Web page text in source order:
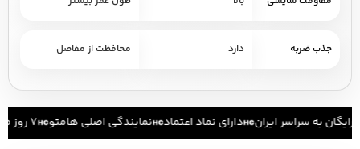
جذب ضربه دارد محافظت از مفاصل
به سراسر ایران دارای نماد اعتماد نمایندگی اصلی هامتو ۷ روز ضمانت بازگشت کالا